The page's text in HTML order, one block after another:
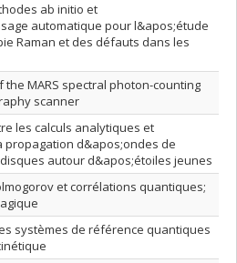
ab initio et
automatique pour l&apos;étude
Raman et des défauts dans les
the MARS spectral photon-counting
scanner
les calculs analytiques et
propagation d&apos;ondes de
autour d&apos;étoiles jeunes
et corrélations quantiques;
systèmes de référence quantiques